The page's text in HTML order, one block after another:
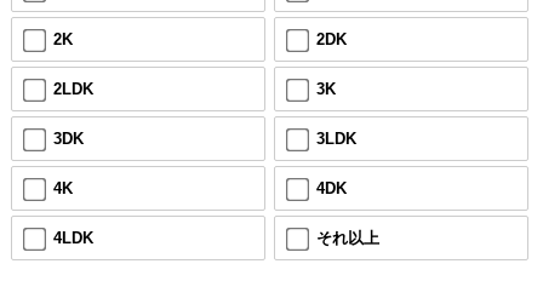
2K 2DK
2LDK 3K
3DK 3LDK
4K 4DK
4LDK それ以上